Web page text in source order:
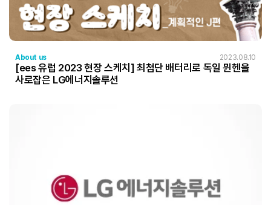
About us 2023.08.10
[ees 유럽 2023 현장 스케치] 최첨단 배터리로 독일 뮌헨을
사로잡은 LG에너지솔루션